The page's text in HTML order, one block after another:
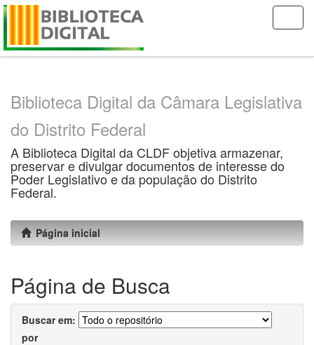
Skip
Biblioteca Digital da Câmara Legislativa
do Distrito Federal
A Biblioteca Digital da CLDF objetiva armazenar,
preservar e divulgar documentos de interesse do
Poder Legislativo e da população do Distrito
Federal.
Página inicial
Página de Busca
Buscar em:
por